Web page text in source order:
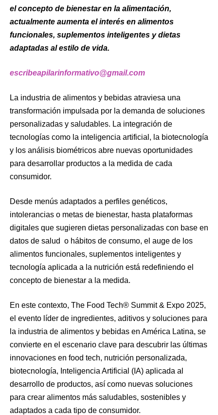
el concepto de bienestar en la alimentación,
actualmente aumenta el interés en alimentos
funcionales, suplementos inteligentes y dietas
adaptadas al estilo de vida.
escribeapilarinformativo@gmail.com
La industria de alimentos y bebidas atraviesa una
transformación impulsada por la demanda de soluciones
personalizadas y saludables. La integración de
tecnologías como la inteligencia artificial, la biotecnología
y los análisis biométricos abre nuevas oportunidades
para desarrollar productos a la medida de cada
consumidor.
Desde menús adaptados a perfiles genéticos,
intolerancias o metas de bienestar, hasta plataformas
digitales que sugieren dietas personalizadas con base en
datos de salud o hábitos de consumo, el auge de los
alimentos funcionales, suplementos inteligentes y
tecnología aplicada a la nutrición está redefiniendo el
concepto de bienestar a la medida.
En este contexto, The Food Tech®️ Summit & Expo 2025,
el evento líder de ingredientes, aditivos y soluciones para
la industria de alimentos y bebidas en América Latina, se
convierte en el escenario clave para descubrir las últimas
innovaciones en food tech, nutrición personalizada,
biotecnología, Inteligencia Artificial (IA) aplicada al
desarrollo de productos, así como nuevas soluciones
para crear alimentos más saludables, sostenibles y
adaptados a cada tipo de consumidor.